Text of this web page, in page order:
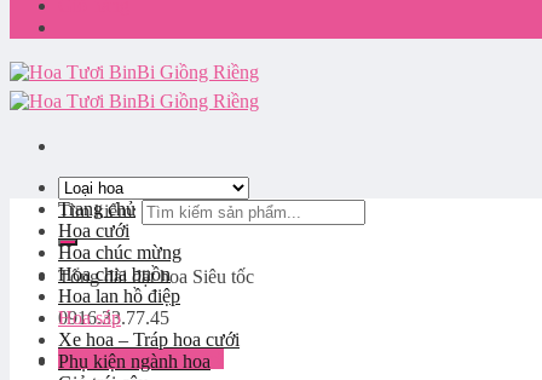
Tìm kiếm:
Tổng đài đặt hoa Siêu tốc
0916.33.77.45
Đăng nhập / Đăng ký
Trang chủ
Hoa cưới
Hoa chúc mừng
Hoa chia buồn
Hoa lan hồ điệp
Hoa sáp
Xe hoa – Tráp hoa cưới
Phụ kiện ngành hoa